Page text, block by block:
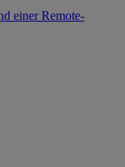
einer Remote-